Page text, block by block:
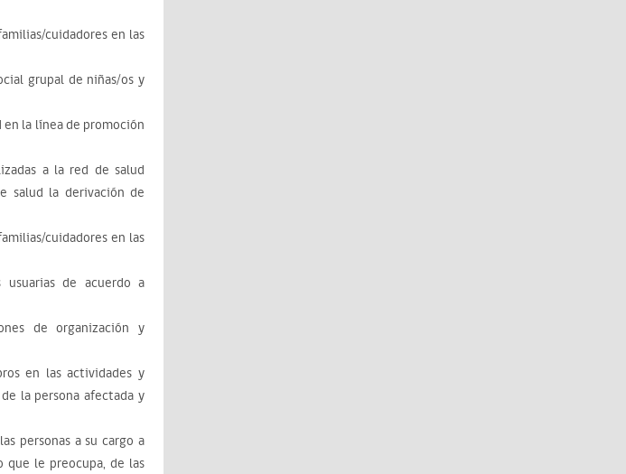
cuidadores en las
grupal de niñas/os y
la línea de promoción
a la red de salud
salud la derivación de
cuidadores en las
usuarias de acuerdo a
de organización y
en las actividades y
la persona afectada y
personas a su cargo a
que le preocupa, de las